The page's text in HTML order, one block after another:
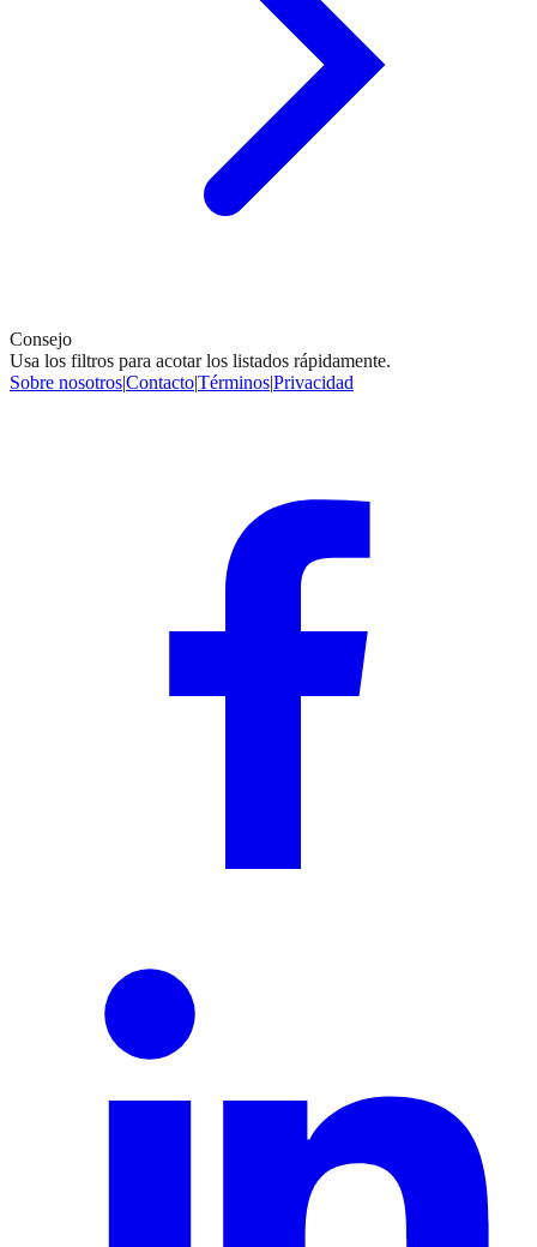
Consejo
Usa los filtros para acotar los listados rápidamente.
Sobre nosotros|Contacto|Términos|Privacidad